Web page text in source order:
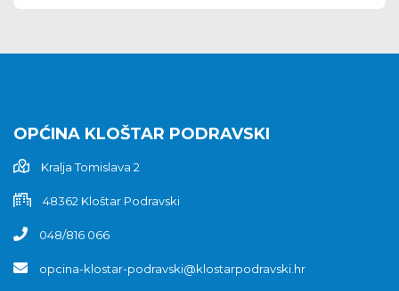
OPĆINA KLOŠTAR PODRAVSKI
Kralja Tomislava 2
48362 Kloštar Podravski
048/816 066
opcina-klostar-podravski@klostarpodravski.hr